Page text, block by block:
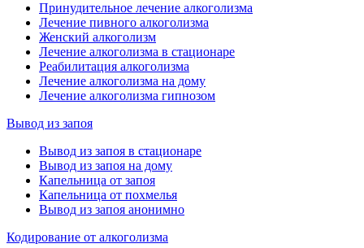
Принудительное лечение алкоголизма
Лечение пивного алкоголизма
Женский алкоголизм
Лечение алкоголизма в стационаре
Реабилитация алкоголизма
Лечение алкоголизма на дому
Лечение алкоголизма гипнозом
Вывод из запоя
Вывод из запоя в стационаре
Вывод из запоя на дому
Капельница от запоя
Капельница от похмелья
Вывод из запоя анонимно
Кодирование от алкоголизма